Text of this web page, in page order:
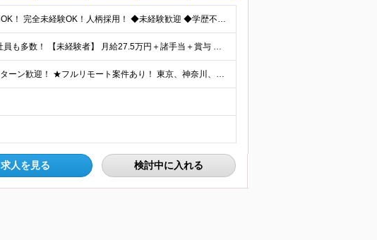
ITに興味がある」その気持ちだけで応募OK！ 完全未経験OK！人柄採用！ ◆未経験歓迎 ◆学歴不問、文系理系不問 ◆第二新卒歓迎 ★経験や知識よりも、あなたの「挑戦したい」という気持ちを重視します
★転職後、年収が100万円以上UPした社員も多数！ 【未経験者】 月給27.5万円＋諸手当＋賞与 【経験者】※実務3年以上を想定 月給30万円以上＋諸手当＋賞与 ※経験やスキルに応じて決定します
★選べる豊富な案件！転勤なし！U・Ｉターン歓迎！ ★フルリモート案件あり！ 東京、神奈川、埼玉、千葉、愛知、大阪、兵庫、京都、広島、福岡をはじめとする全国各地のプロジェクト先。 プライム上場、グロ
求人を見る 検討中に入れる